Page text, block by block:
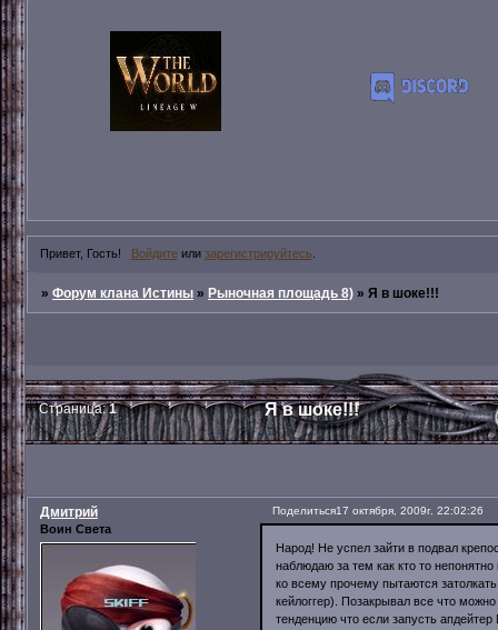
Привет, Гость! Войдитеили зарегистрируйтесь
»Форум клана Истины »Рыночная площадь 8) »Я в шоке!!!
Я в шоке!!!
Страница:1
Поделиться17 октября, 2009г. 22:02:26
Дмитрий
Воин Света
Народ! Не успел зайти в подвал
наблюдаю за тем как кто то
ко всему прочему пытаются
кейлоггер). Позакрывал все что
тенденцию что если запусть